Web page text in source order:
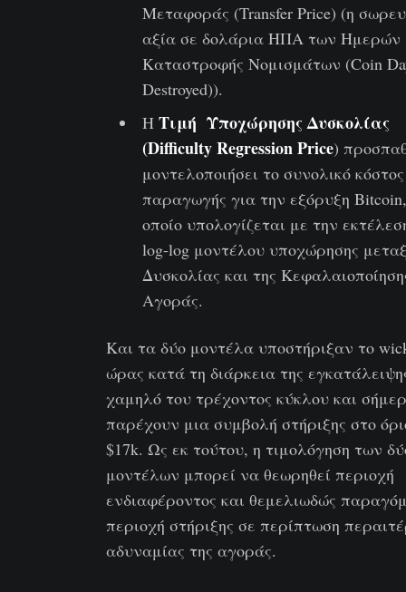
Μεταφοράς (Transfer Price) (η
αξία σε δολάρια ΗΠΑ των Ημερών
Καταστροφής Νομισμάτων (Coin
Destroyed)).
Η Τιμή Υποχώρησης Δυσκολίας
(Difficulty Regression Price)
μοντελοποιήσει το συνολικό κόστος
παραγωγής για την εξόρυξη
οποίο υπολογίζεται με την
log-log μοντέλου υποχώρησης
Δυσκολίας και της
Αγοράς.
Και τα δύο μοντέλα υποστήριξαν το
ώρας κατά τη διάρκεια της
χαμηλό του τρέχοντος κύκλου και
παρέχουν μια συμβολή στήριξης στο
$17k. Ως εκ τούτου, η τιμολόγηση των
μοντέλων μπορεί να θεωρηθεί περιοχή
ενδιαφέροντος και θεμελιωδώς
περιοχή στήριξης σε περίπτωση
αδυναμίας της αγοράς.